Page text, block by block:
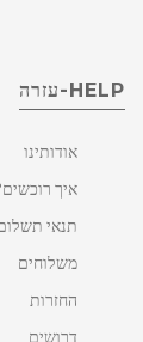
HELP-עזרה
אודותינו
איך
תנאי
משלוחים
החזרות
דרושים